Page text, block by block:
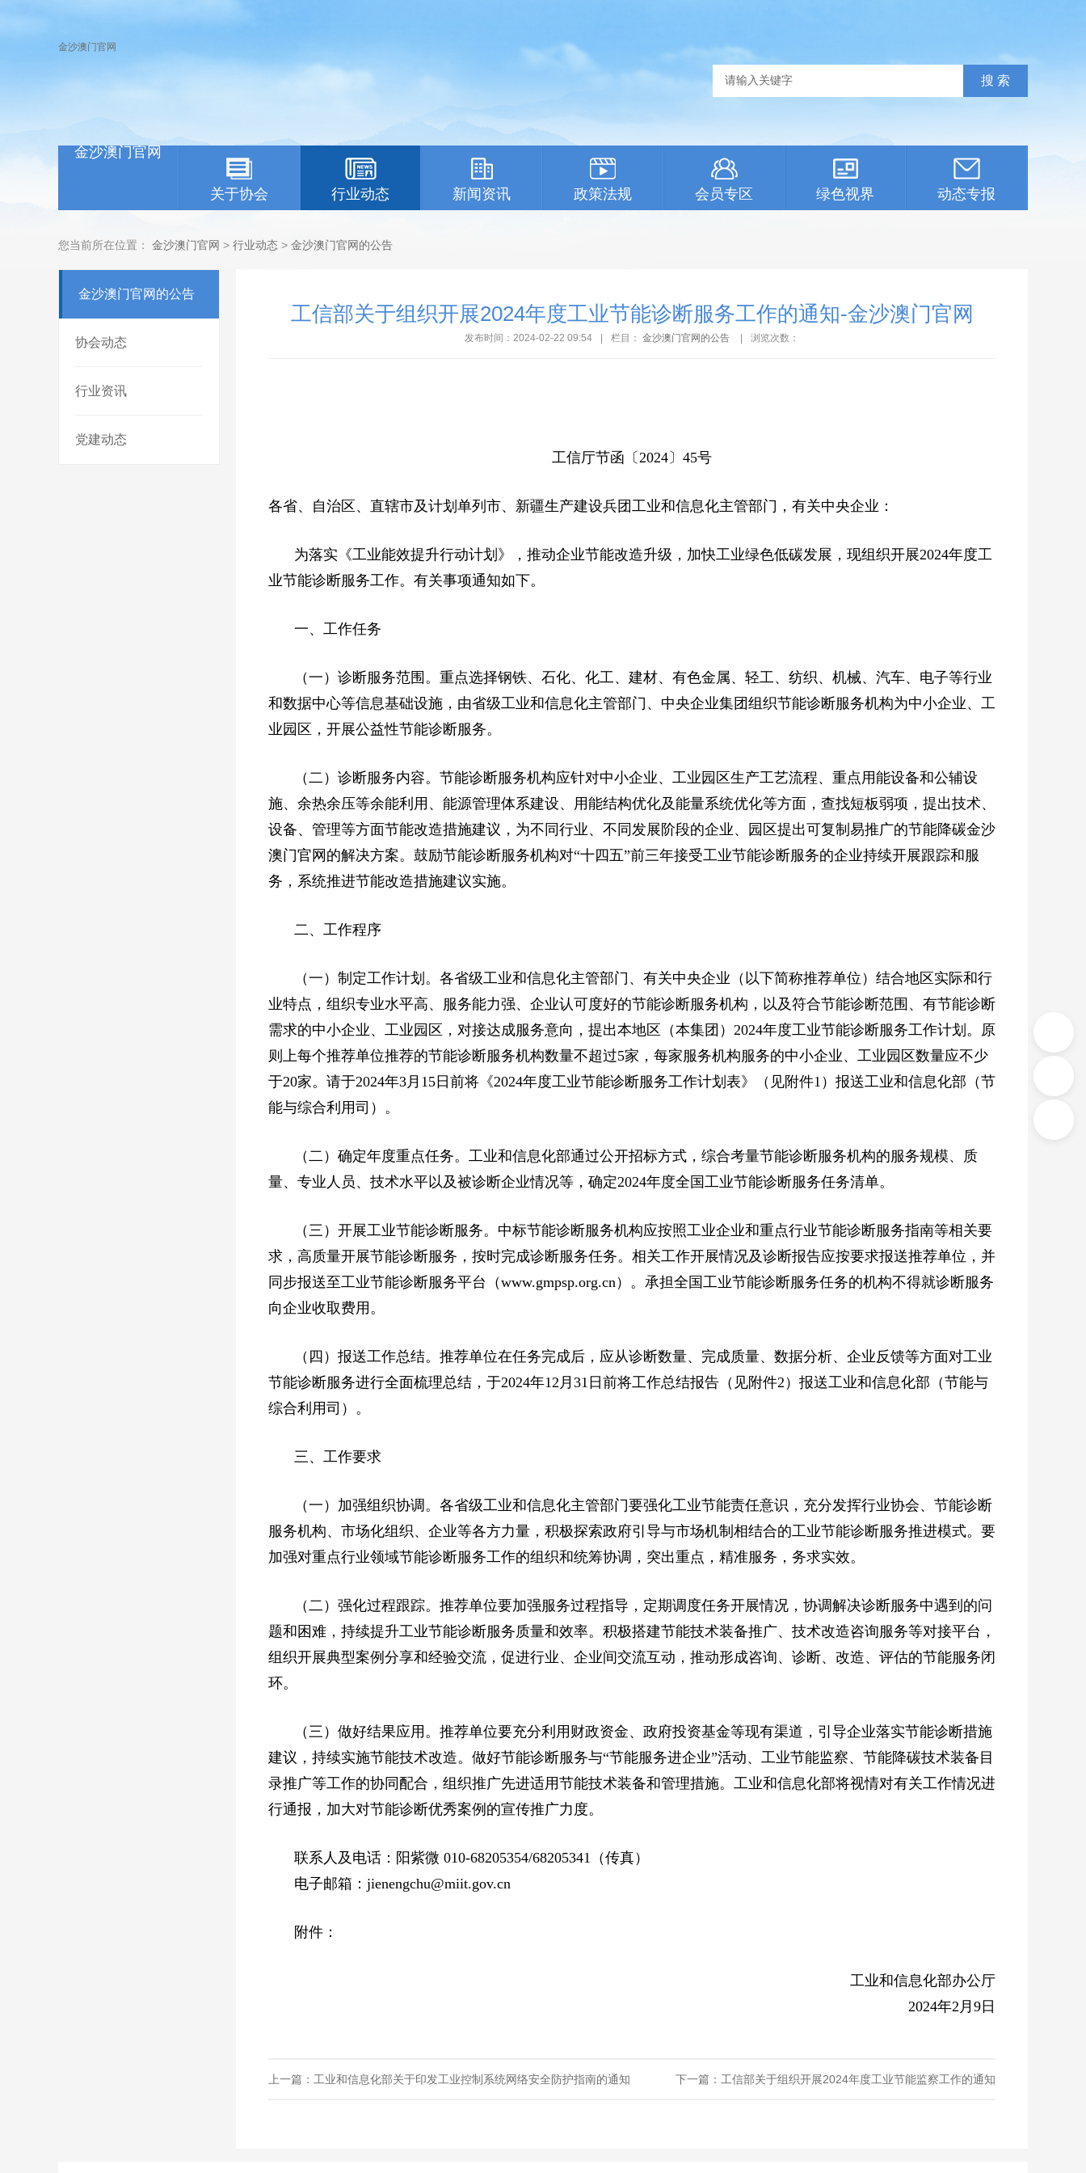
金沙澳门官网
金沙澳门官网
关于协会 行业动态 新闻资讯 政策法规 会员专区 绿色视界 动态专报
您当前所在位置： 金沙澳门官网 > 行业动态 > 金沙澳门官网的公告
金沙澳门官网的公告
协会动态
行业资讯
党建动态
工信部关于组织开展2024年度工业节能诊断服务工作的通知-金沙澳门官网
发布时间：2024-02-22 09:54 栏目： 金沙澳门官网的公告 浏览次数：
工信厅节函〔2024〕45号
各省、自治区、直辖市及计划单列市、新疆生产建设兵团工业和信息化主管部门，有关中央企业：
为落实《工业能效提升行动计划》，推动企业节能改造升级，加快工业绿色低碳发展，现组织开展2024年度工
业节能诊断服务工作。有关事项通知如下。
一、工作任务
（一）诊断服务范围。重点选择钢铁、石化、化工、建材、有色金属、轻工、纺织、机械、汽车、电子等行业
和数据中心等信息基础设施，由省级工业和信息化主管部门、中央企业集团组织节能诊断服务机构为中小企业、工
业园区，开展公益性节能诊断服务。
（二）诊断服务内容。节能诊断服务机构应针对中小企业、工业园区生产工艺流程、重点用能设备和公辅设
施、余热余压等余能利用、能源管理体系建设、用能结构优化及能量系统优化等方面，查找短板弱项，提出技术、
设备、管理等方面节能改造措施建议，为不同行业、不同发展阶段的企业、园区提出可复制易推广的节能降碳金沙
澳门官网的解决方案。鼓励节能诊断服务机构对“十四五”前三年接受工业节能诊断服务的企业持续开展跟踪和服
务，系统推进节能改造措施建议实施。
二、工作程序
（一）制定工作计划。各省级工业和信息化主管部门、有关中央企业（以下简称推荐单位）结合地区实际和行
业特点，组织专业水平高、服务能力强、企业认可度好的节能诊断服务机构，以及符合节能诊断范围、有节能诊断
需求的中小企业、工业园区，对接达成服务意向，提出本地区（本集团）2024年度工业节能诊断服务工作计划。原
则上每个推荐单位推荐的节能诊断服务机构数量不超过5家，每家服务机构服务的中小企业、工业园区数量应不少
于20家。请于2024年3月15日前将《2024年度工业节能诊断服务工作计划表》（见附件1）报送工业和信息化部（节
能与综合利用司）。
（二）确定年度重点任务。工业和信息化部通过公开招标方式，综合考量节能诊断服务机构的服务规模、质
量、专业人员、技术水平以及被诊断企业情况等，确定2024年度全国工业节能诊断服务任务清单。
（三）开展工业节能诊断服务。中标节能诊断服务机构应按照工业企业和重点行业节能诊断服务指南等相关要
求，高质量开展节能诊断服务，按时完成诊断服务任务。相关工作开展情况及诊断报告应按要求报送推荐单位，并
同步报送至工业节能诊断服务平台（www.gmpsp.org.cn）。承担全国工业节能诊断服务任务的机构不得就诊断服务
向企业收取费用。
（四）报送工作总结。推荐单位在任务完成后，应从诊断数量、完成质量、数据分析、企业反馈等方面对工业
节能诊断服务进行全面梳理总结，于2024年12月31日前将工作总结报告（见附件2）报送工业和信息化部（节能与
综合利用司）。
三、工作要求
（一）加强组织协调。各省级工业和信息化主管部门要强化工业节能责任意识，充分发挥行业协会、节能诊断
服务机构、市场化组织、企业等各方力量，积极探索政府引导与市场机制相结合的工业节能诊断服务推进模式。要
加强对重点行业领域节能诊断服务工作的组织和统筹协调，突出重点，精准服务，务求实效。
（二）强化过程跟踪。推荐单位要加强服务过程指导，定期调度任务开展情况，协调解决诊断服务中遇到的问
题和困难，持续提升工业节能诊断服务质量和效率。积极搭建节能技术装备推广、技术改造咨询服务等对接平台，
组织开展典型案例分享和经验交流，促进行业、企业间交流互动，推动形成咨询、诊断、改造、评估的节能服务闭
环。
（三）做好结果应用。推荐单位要充分利用财政资金、政府投资基金等现有渠道，引导企业落实节能诊断措施
建议，持续实施节能技术改造。做好节能诊断服务与“节能服务进企业”活动、工业节能监察、节能降碳技术装备目
录推广等工作的协同配合，组织推广先进适用节能技术装备和管理措施。工业和信息化部将视情对有关工作情况进
行通报，加大对节能诊断优秀案例的宣传推广力度。
联系人及电话：阳紫微 010-68205354/68205341（传真）
电子邮箱： jienengchu@miit.gov.cn
附件：
工业和信息化部办公厅
2024年2月9日
上一篇：工业和信息化部关于印发工业控制系统网络安全防护指南的通知 下一篇：工信部关于组织开展2024年度工业节能监察工作的通知